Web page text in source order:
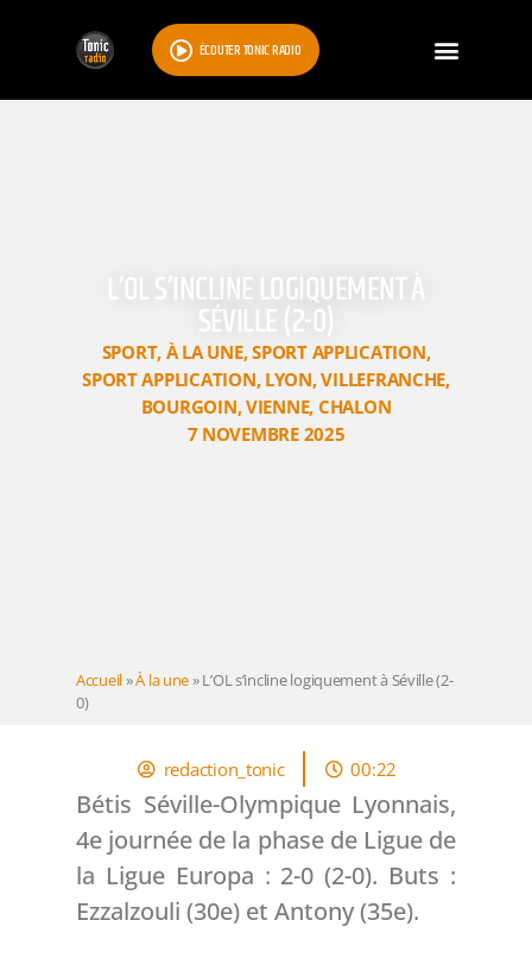
ÉCOUTER TONIC RADIO
L’OL S’INCLINE LOGIQUEMENT À
SÉVILLE (2-0)
SPORT, À LA UNE,SPORT APPLICATION,
SPORT APPLICATION, LYON,VILLEFRANCHE,
BOURGOIN,VIENNE, CHALON
7 NOVEMBRE 2025
Accueil»À la une»L’OL s’incline logiquement à Séville (2-
0)
redaction_tonic 00:22
Bétis Séville-Olympique Lyonnais,
4e journée de la phase de Ligue de
la Ligue Europa : 2-0 (2-0). Buts :
Ezzalzouli (30e) et Antony (35e).